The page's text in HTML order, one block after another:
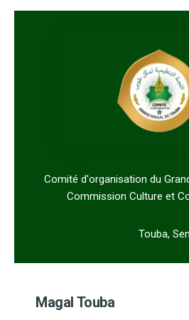
Comité d'organisation du
Commission Culture et
Touba,
Magal Touba